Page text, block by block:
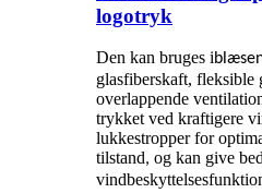
logotryk
Den kan bruges i
glasfiberskaft, fleksible
overlappende
trykket ved kraftigere
lukkestropper for
tilstand, og kan give